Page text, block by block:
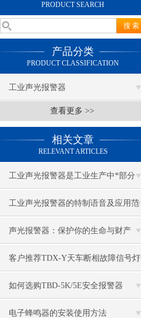
PRODUCT SEARCH
产品分类
PRODUCT CLASSIFICATION
工业声光报警器
查看更多 >>
相关文章
RELEVANT ARTICLES
工业声光报警器是工业生产中*部分
工业声光报警器的特制语音及应用范
围
声光报警器：保护你的生命与财产
客户推荐TDX-Y天车断相故障信号灯
如何选购TBD-5K/5E安全报警器
电子蜂鸣器的安装使用方法